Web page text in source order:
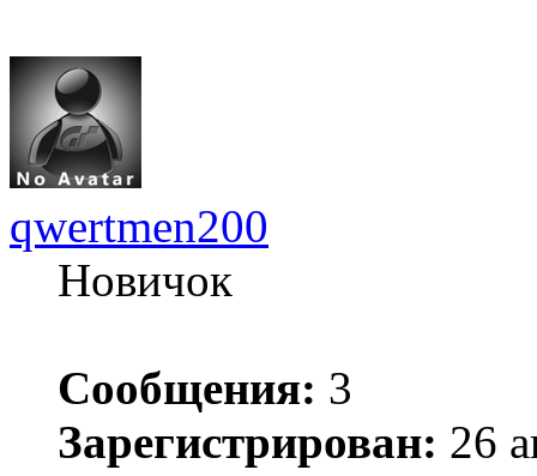
qwertmen200
Новичок
Сообщения: 3
Зарегистрирован: 26